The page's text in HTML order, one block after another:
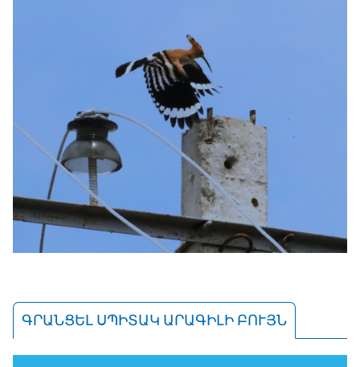
ԳՐԱՆՑԵԼ ՍՊԻՏԱԿ ԱՐԱԳԻԼԻ ԲՈՒՅՆ